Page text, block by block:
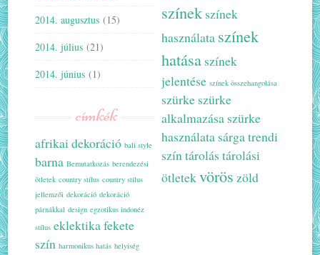
2014. augusztus (15)
2014. július (21)
2014. június (1)
címkék
afrikai dekoráció bali style
barna Bemutatkozás berendezési
ötletek country stílus country stílus
jellemzői dekoráció dekoráció
párnákkal design egzotikus indonéz
stílus eklektikafekete
szín harmonikus hatás helyiség
színek színek
használata színek
hatása színek
jelentése színek összehangolása
szürke szürke
alkalmazása szürke
használata sárgatrendi
színtárolás tárolási
ötletekvörös zöld